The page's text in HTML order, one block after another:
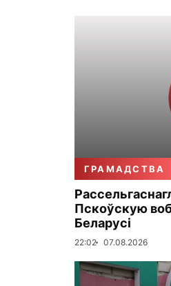
ГРАМАДСТВА
Пскоўскую
Беларусі
22:02 07.08.2026